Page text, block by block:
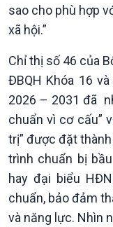
sao cho phù hợp
xã hội.”
Chỉ thị số 46 của
ĐBQH Khóa 16
2026 – 2031 đã
chuẩn vì cơ cấu”
trị” được đặt
trình chuẩn bị
hay đại biểu
chuẩn, bảo đảm
và năng lực. Nhìn